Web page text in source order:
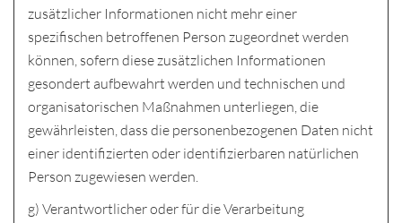
zusätzlicher Informationen nicht mehr einer
spezifischen betroffenen Person zugeordnet werden
können, sofern diese zusätzlichen Informationen
gesondert aufbewahrt werden und technischen und
organisatorischen Maßnahmen unterliegen, die
gewährleisten, dass die personenbezogenen Daten nicht
einer identifizierten oder identifizierbaren natürlichen
Person zugewiesen werden.
g) Verantwortlicher oder für die Verarbeitung